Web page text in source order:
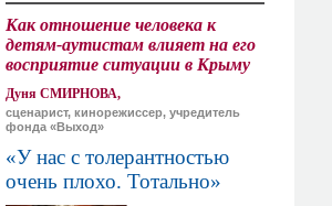
Как отношение человека к
детям-аутистам влияет на его
восприятие ситуации в Крыму
Дуня СМИРНОВА,
сценарист, кинорежиссер, учредитель
фонда «Выход»
«У нас с толерантностью
очень плохо. Тотально»